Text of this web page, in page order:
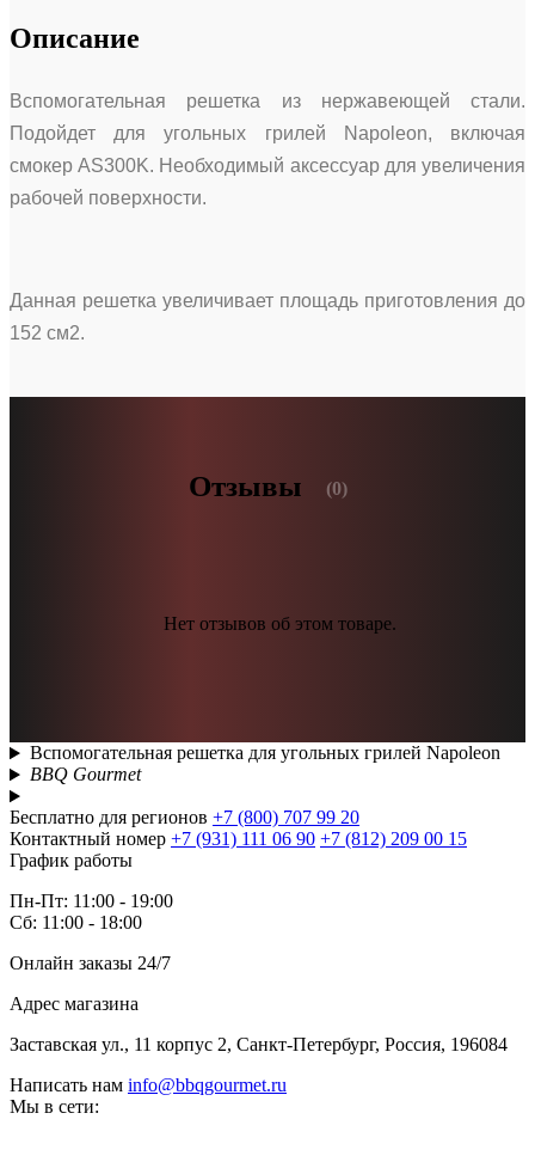
Описание
Вспомогательная решетка из нержавеющей стали.
Подойдет для угольных грилей Napoleon, включая
смокер AS300K. Необходимый аксессуар для увеличения
рабочей поверхности.
Данная решетка увеличивает площадь приготовления до
152 см2.
Отзывы (0)
Нет отзывов об этом товаре.
Вспомогательная решетка для угольных грилей Napoleon
BBQ Gourmet
Бесплатно для регионов +7 (800) 707 99 20
Контактный номер +7 (931) 111 06 90 +7 (812) 209 00 15
График работы
Пн-Пт: 11:00 - 19:00
Сб: 11:00 - 18:00
Онлайн заказы 24/7
Адрес магазина
Заставская ул., 11 корпус 2, Санкт-Петербург, Россия, 196084
Написать нам info@bbqgourmet.ru
Мы в сети: